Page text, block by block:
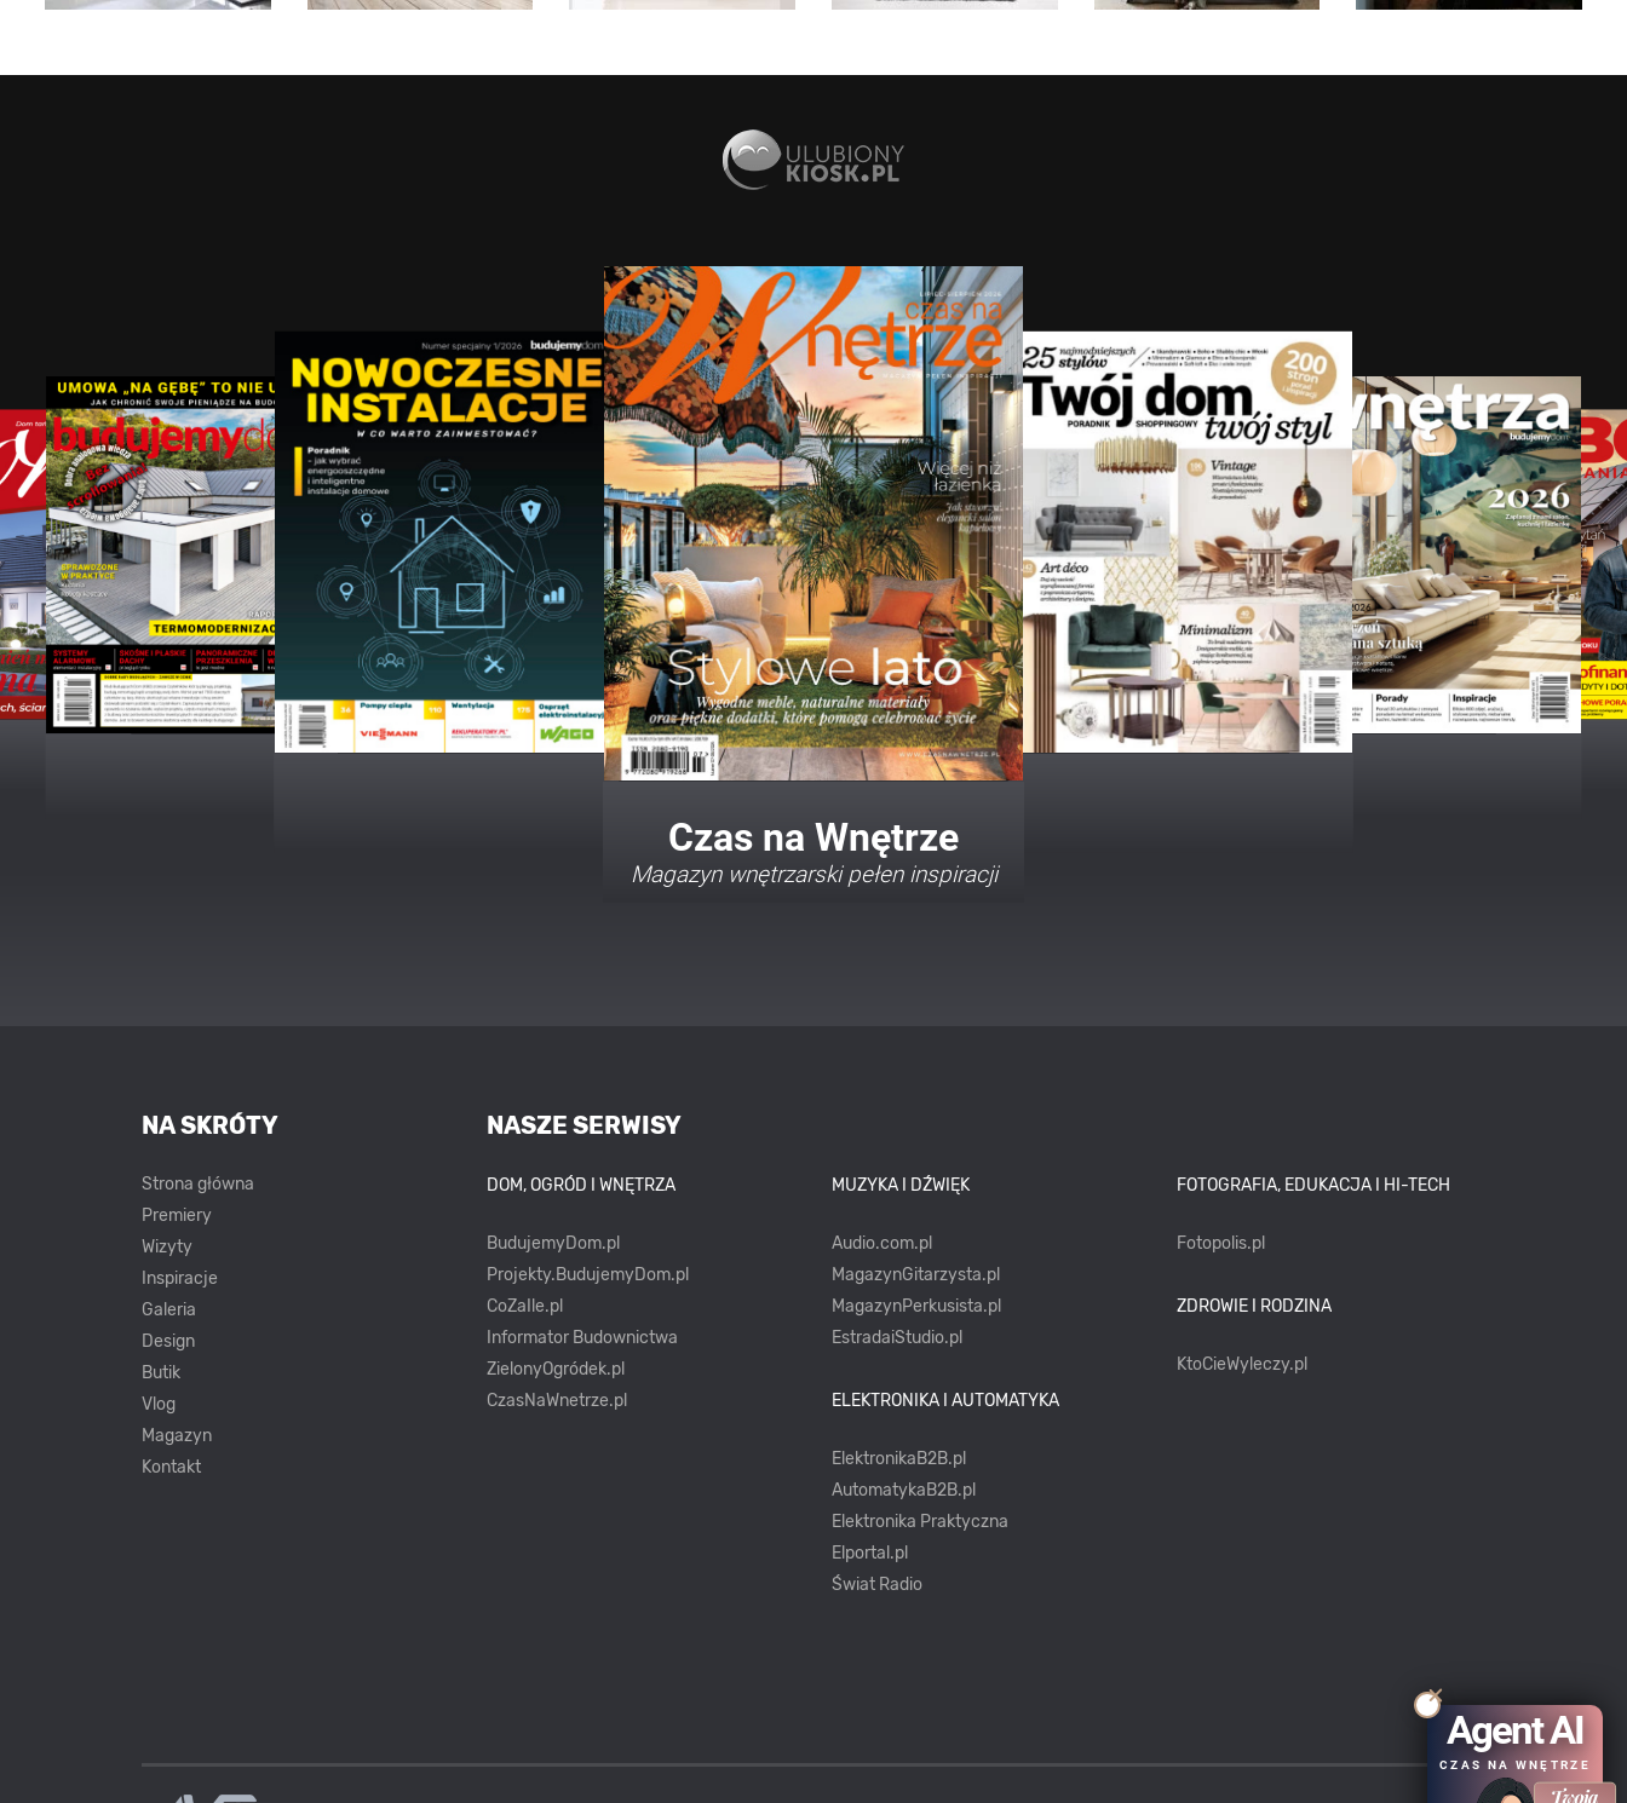
Twój Dom Twój Styl
Porady i inspiracje w najmodniejszych
NASZE SERWISY
DOM, OGRÓD I WNĘTRZA
BudujemyDom.pl
Projekty.BudujemyDom.pl
CoZaIle.pl
Informator Budownictwa
ZielonyOgródek.pl
CzasNaWnetrze.pl
MUZYKA I DŹWIĘK
Audio.com.pl
MagazynGitarzysta.pl
MagazynPerkusista.pl
EstradaiStudio.pl
ELEKTRONIKA I AUTOMATYKA
ElektronikaB2B.pl
AutomatykaB2B.pl
Elektronika Praktyczna
Elportal.pl
Świat Radio
FOTOGRAFIA, EDUKACJA I HI-TECH
Fotopolis.pl
ZDROWIE I RODZINA
KtoCieWyleczy.pl
NA SKRÓTY
Strona główna
Premiery
Wizyty
Inspiracje
Galeria
Design
Butik
Vlog
Magazyn
Kontakt
Agent AI
CZAS NA WNĘTRZE